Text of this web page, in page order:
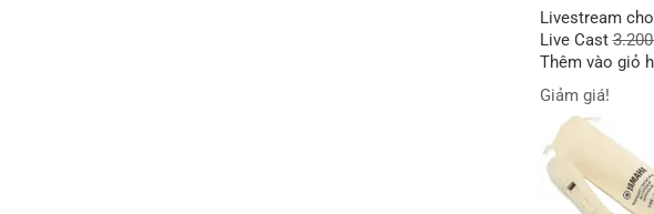
Livestream
Live Cast
Thêm vào giỏ
Giảm giá!